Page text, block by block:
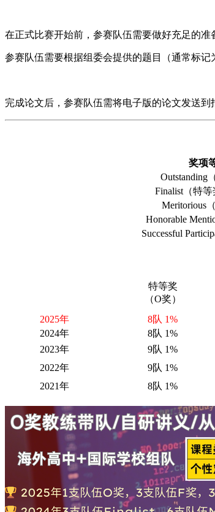
在正式比赛开始前，参赛队伍需要做好充足的准
参赛队伍需要根据组委会提供的题目（通常标
完成论文后，参赛队伍需将电子版的论文发送
奖项
Outstanding
Finalist（特等
Meritorious
Honorable
Successful
特等奖
（O奖）
2025年 8队 1%
2024年
8队 1%
2023年
9队 1%
2022年
9队 1%
2021年
8队 1%